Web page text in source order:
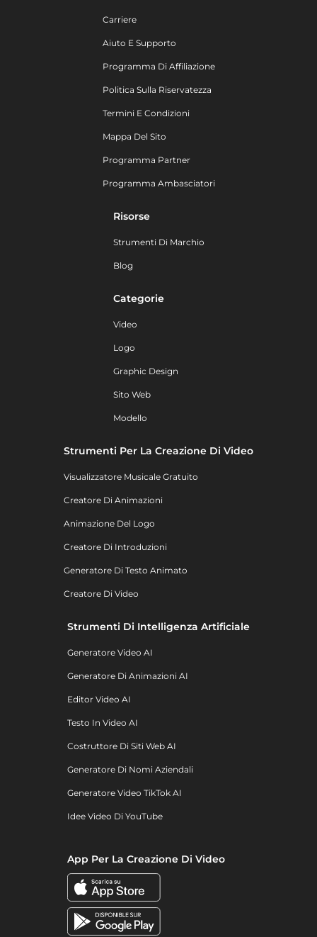
Carriere
Aiuto E Supporto
Programma Di Affiliazione
Politica Sulla Riservatezza
Termini E Condizioni
Mappa Del Sito
Programma Partner
Programma Ambasciatori
Risorse
Strumenti Di Marchio
Blog
Categorie
Video
Logo
Graphic Design
Sito Web
Modello
Strumenti Per La Creazione Di Video
Visualizzatore Musicale Gratuito
Creatore Di Animazioni
Animazione Del Logo
Creatore Di Introduzioni
Generatore Di Testo Animato
Creatore Di Video
Strumenti Di Intelligenza Artificiale
Generatore Video AI
Generatore Di Animazioni AI
Editor Video AI
Testo In Video AI
Costruttore Di Siti Web AI
Generatore Di Nomi Aziendali
Generatore Video TikTok AI
Idee Video Di YouTube
App Per La Creazione Di Video